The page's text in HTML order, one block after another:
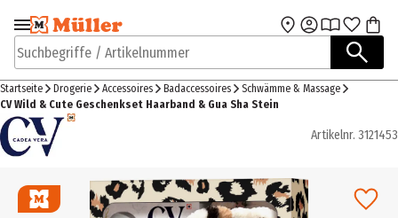
Zur Navigation
springen
Zum Hauptinhalt
Suchbegriffe / Artikelnummer
Startseite Drogerie Accessoires Badaccessoires
Schwämme & Massage
CV Wild & Cute Geschenkset Haarband & Gua Sha Stein
Artikelnr. 3121453